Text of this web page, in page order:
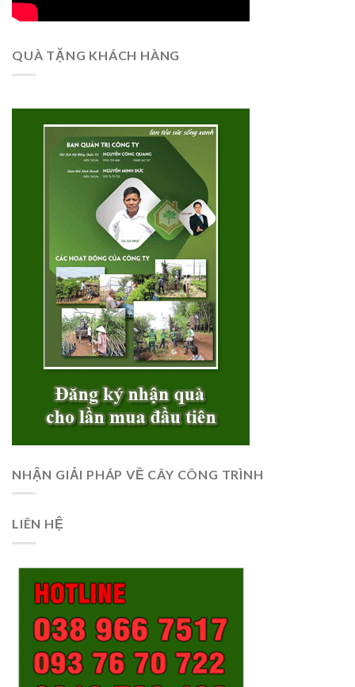
QUÀ TẶNG KHÁCH HÀNG
NHẬN GIẢI PHÁP VỀ CÂY CÔNG TRÌNH
LIÊN HỆ